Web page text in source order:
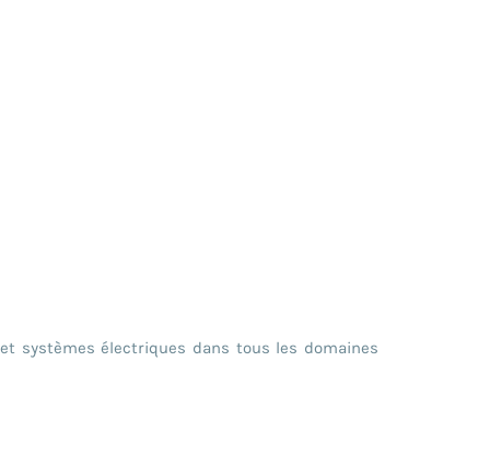
systèmes électriques dans tous les domaines